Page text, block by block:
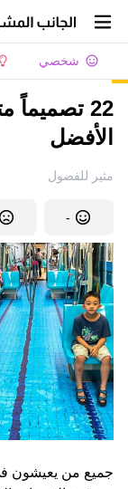
شخصي
22
الأفضل
مثير للفضول
-
جميع من يعيشون